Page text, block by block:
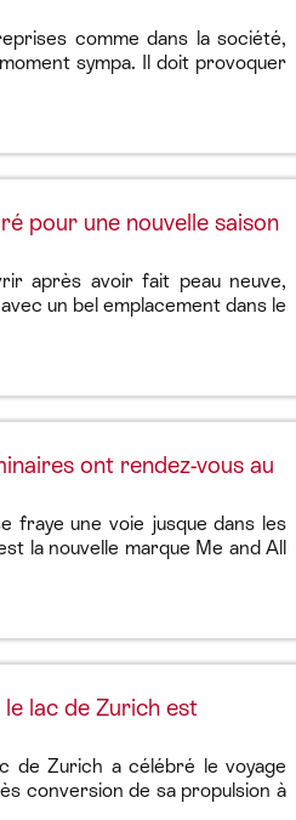
comme dans la société,
sympa. Il doit provoquer
pour une nouvelle saison
après avoir fait peau neuve,
un bel emplacement dans le
ont rendez-vous au
fraye une voie jusque dans les
la nouvelle marque Me and All
lac de Zurich est
de Zurich a célébré le voyage
conversion de sa propulsion à